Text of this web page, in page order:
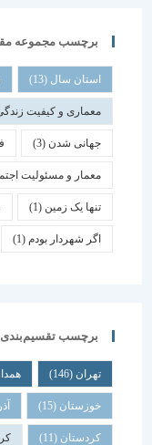
برچسب مجموعه مقالات
استان سال(13)
معماری و کیفیت زندگی(6)
جهانی شدن(3) فناوری (2)
معمار و مسئولیت اجتماعی (2)
تنها یک زمین(1) شهر
اگر شهردار بودم (1) شهر
برچسب تقسیم‌بندی
همدان
خوزستان(15)
کردستان(11) کرمانشاه